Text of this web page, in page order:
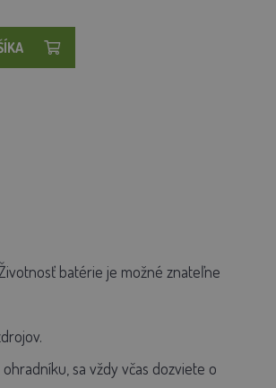
batérie je možné znateľne
sa vždy včas dozviete o